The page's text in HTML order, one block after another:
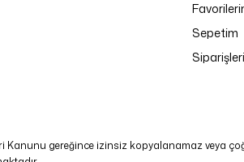
Sepetim
gereğince izinsiz kopyalanamaz veya